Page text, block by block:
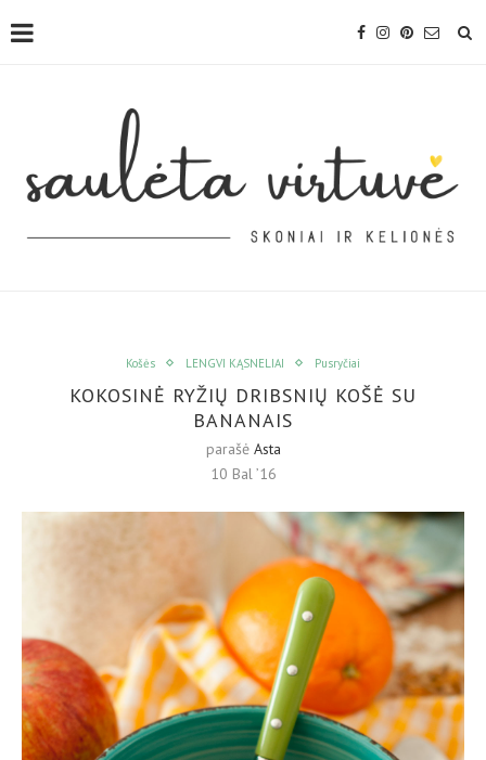
Košės LENGVI KĄSNELIAI Pusryčiai
KOKOSINĖ RYŽIŲ DRIBSNIŲ KOŠĖ SU
BANANAIS
parašė Asta
10 Bal ’16